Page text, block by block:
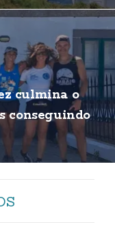
culmina o
conseguindo